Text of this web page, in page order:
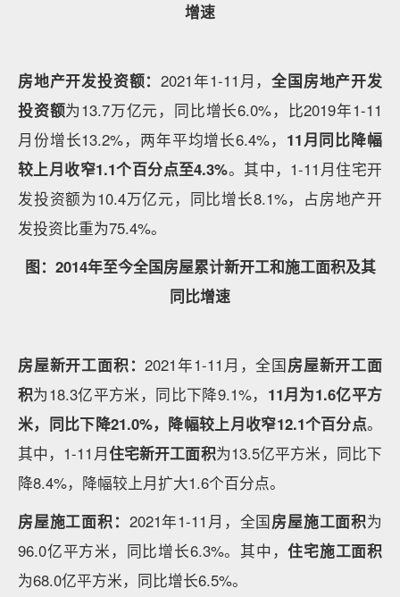
增速
房地产开发投资额：2021年1-11月，全国房地产开发
投资额为13.7万亿元，同比增长6.0%，比2019年1-11
月份增长13.2%，两年平均增长6.4%， 11月同比降幅
较上月收窄1.1个百分点至4.3%。其中，1-11月住宅开
发投资额为10.4万亿元，同比增长8.1%，占房地产开
发投资比重为75.4%。
图：2014年至今全国房屋累计新开工和施工面积及其
同比增速
房屋新开工面积：2021年1-11月，全国房屋新开工面
积为18.3亿平方米，同比下降9.1%， 11月为1.6亿平方
米，同比下降21.0%，降幅较上月收窄12.1个百分点。
其中，1-11月住宅新开工面积为13.5亿平方米，同比下
降8.4%，降幅较上月扩大1.6个百分点。
房屋施工面积： 2021年1-11月，全国房屋施工面积为
96.0亿平方米，同比增长6.3%。其中，住宅施工面积
为68.0亿平方米，同比增长6.5%。